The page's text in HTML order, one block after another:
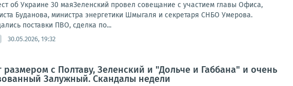
об Украине 30 маяЗеленский провел совещание с участием главы Офиса,
Буданова, министра энергетики Шмыгаля и секретаря СНБО Умерова.
поставки ПВО, сделка по...
30.05.2026, 19:32
размером с Полтаву, Зеленский и "Дольче и Габбана" и очень
Залужный. Скандалы недели